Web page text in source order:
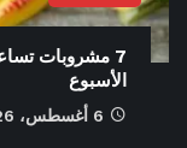
7 مشروبات
الأسبوع
6 أغسطس، 2026